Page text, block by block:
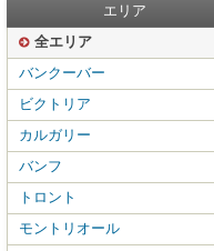
エリア
全エリア
バンクーバー
ビクトリア
カルガリー
バンフ
トロント
モントリオール